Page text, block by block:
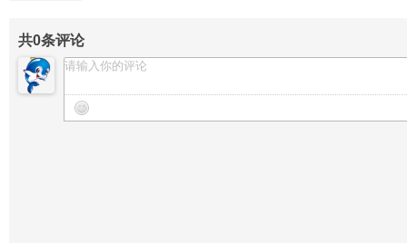
飞狐《生活禅》《桃花运》
韵儿《爱不变》《黄鹤楼》
桃源《除了你》《长相依》
共0条评论